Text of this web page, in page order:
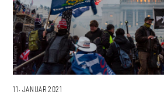
11. JANUAR 2021